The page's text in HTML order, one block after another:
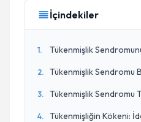
İçindekiler
1. Tükenmişlik
2. Tükenmişlik Sendromu
3. Tükenmişlik Sendromu
4.
Tükenmişliğin Kökeni: